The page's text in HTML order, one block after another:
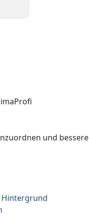
und bessere
Hintergrund